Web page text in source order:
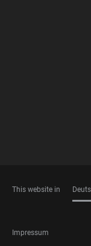
This website in
FOOTER
Impressum